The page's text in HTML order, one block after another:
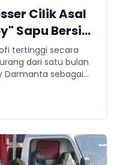
Cilik Asal
Sapu Bersih
50cc di
tertinggi secara
dari satu bulan
Darmanta sebagai
nasional